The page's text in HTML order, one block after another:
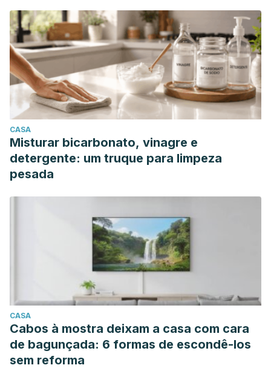
CASA
Misturar bicarbonato, vinagre e
detergente: um truque para limpeza
pesada
CASA
Cabos à mostra deixam a casa com cara
de bagunçada: 6 formas de escondê-los
sem reforma